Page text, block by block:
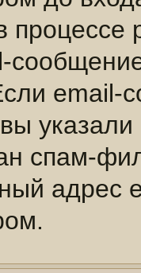
email-
спам-
адрес